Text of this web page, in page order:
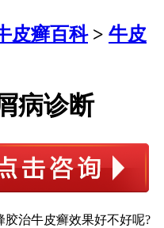
皮癣百科> 牛皮
病诊断
牛皮癣效果好不好呢?